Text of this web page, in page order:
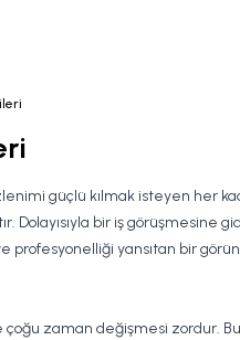
güçlü kılmak isteyen her
Dolayısıyla bir iş
yansıtan bir
çoğu zaman değişmesi zordur.